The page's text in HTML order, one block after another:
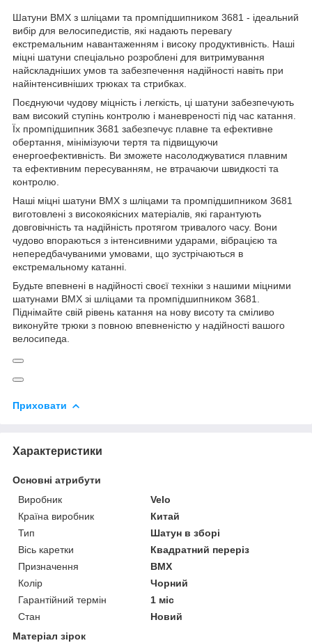
Шатуни BMX з шліцами та промпідшипником 3681 - ідеальний
вибір для велосипедистів, які надають перевагу
екстремальним навантаженням і високу продуктивність. Наші
міцні шатуни спеціально розроблені для витримування
найскладніших умов та забезпечення надійності навіть при
найінтенсивніших трюках та стрибках.
Поєднуючи чудову міцність і легкість, ці шатуни забезпечують
вам високий ступінь контролю і маневреності під час катання.
Їх промпідшипник 3681 забезпечує плавне та ефективне
обертання, мінімізуючи тертя та підвищуючи
енергоефективність. Ви зможете насолоджуватися плавним
та ефективним пересуванням, не втрачаючи швидкості та
контролю.
Наші міцні шатуни BMX з шліцами та промпідшипником 3681
виготовлені з високоякісних матеріалів, які гарантують
довговічність та надійність протягом тривалого часу. Вони
чудово впораються з інтенсивними ударами, вібрацією та
непередбачуваними умовами, що зустрічаються в
екстремальному катанні.
Будьте впевнені в надійності своєї техніки з нашими міцними
шатунами BMX зі шліцами та промпідшипником 3681.
Піднімайте свій рівень катання на нову висоту та сміливо
виконуйте трюки з повною впевненістю у надійності вашого
велосипеда.
Приховати
Характеристики
Основні атрибути
Виробник
Velo
Країна виробник
Китай
Тип
Шатун в зборі
Вісь каретки
Квадратний переріз
Призначення
BMX
Колір
Чорний
Гарантійний термін
1 міс
Стан
Новий
Матеріал зірок